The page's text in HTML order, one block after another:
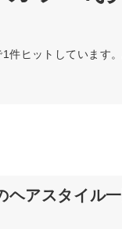
ヒットしています
ヘアスタイル